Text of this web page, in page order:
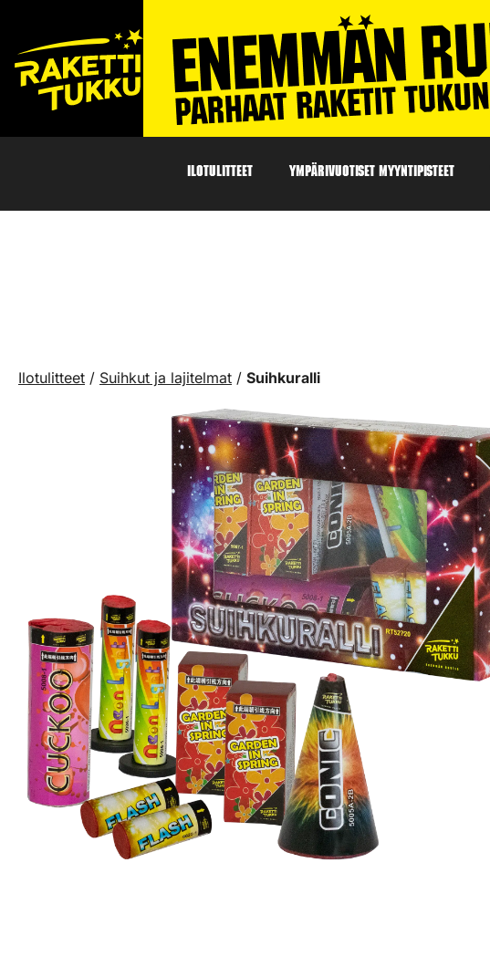
ILOTULITTEET YMPÄRIVUOTISET MYYNTIPISTEET
Ilotulitteet / Suihkut ja lajitelmat / Suihkuralli